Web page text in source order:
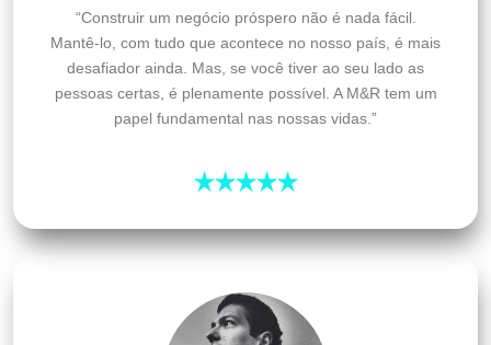
“Construir um negócio próspero não é nada fácil.
Mantê-lo, com tudo que acontece no nosso país, é mais
desafiador ainda. Mas, se você tiver ao seu lado as
pessoas certas, é plenamente possível. A M&R tem um
papel fundamental nas nossas vidas.”